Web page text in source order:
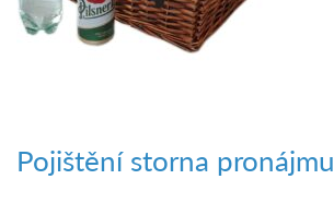
Pojištění storna pronájmu